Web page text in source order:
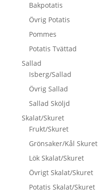
Bakpotatis
Övrig Potatis
Pommes
Potatis Tvättad
Sallad
Isberg/Sallad
Övrig Sallad
Sallad Sköljd
Skalat/Skuret
Frukt/Skuret
Grönsaker/Kål Skuret
Lök Skalat/Skuret
Övrigt Skalat/Skuret
Potatis Skalat/Skuret